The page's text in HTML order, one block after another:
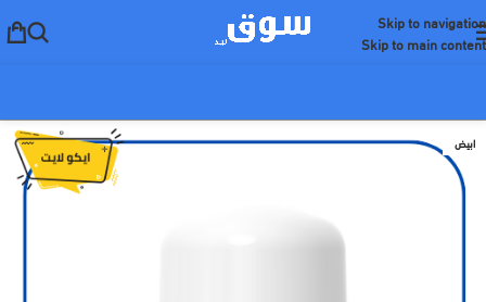
Skip to navigation
Skip to main content
ابيض